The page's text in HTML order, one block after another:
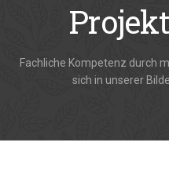
Projekt
Fachliche Kompetenz durch
sich in unserer